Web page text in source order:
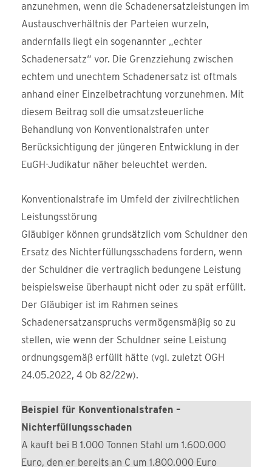
anzunehmen, wenn die Schadenersatzleistungen im
Austauschverhältnis der Parteien wurzeln,
andernfalls liegt ein sogenannter „echter
Schadenersatz“ vor. Die Grenzziehung zwischen
echtem und unechtem Schadenersatz ist oftmals
anhand einer Einzelbetrachtung vorzunehmen. Mit
diesem Beitrag soll die umsatzsteuerliche
Behandlung von Konventionalstrafen unter
Berücksichtigung der jüngeren Entwicklung in der
EuGH-Judikatur näher beleuchtet werden.
Konventionalstrafe im Umfeld der zivilrechtlichen
Leistungsstörung
Gläubiger können grundsätzlich vom Schuldner den
Ersatz des Nichterfüllungsschadens fordern, wenn
der Schuldner die vertraglich bedungene Leistung
beispielsweise überhaupt nicht oder zu spät erfüllt.
Der Gläubiger ist im Rahmen seines
Schadenersatzanspruchs vermögensmäßig so zu
stellen, wie wenn der Schuldner seine Leistung
ordnungsgemäß erfüllt hätte (vgl. zuletzt OGH
24.05.2022, 4 Ob 82/22w).
Beispiel für Konventionalstrafen –
Nichterfüllungsschaden
A kauft bei B 1.000 Tonnen Stahl um 1.600.000
Euro, den er bereits an C um 1.800.000 Euro